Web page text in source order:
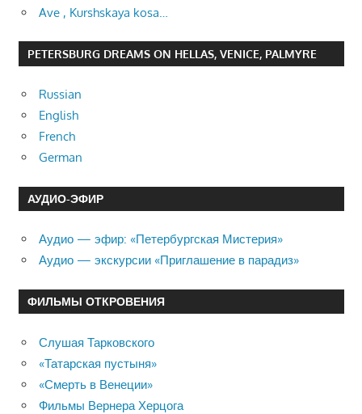
Ave , Kurshskaya kosa…
PETERSBURG DREAMS ON HELLAS, VENICE, PALMYRE
Russian
English
French
German
АУДИО-ЭФИР
Аудио — эфир: «Петербургская Мистерия»
Аудио — экскурсии «Приглашение в парадиз»
ФИЛЬМЫ ОТКРОВЕНИЯ
Слушая Тарковского
«Татарская пустыня»
«Смерть в Венеции»
Фильмы Вернера Херцога